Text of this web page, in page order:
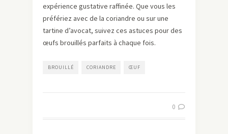
expérience gustative raffinée. Que vous les
préfériez avec de la coriandre ou sur une
tartine d’avocat, suivez ces astuces pour des
œufs brouillés parfaits à chaque fois.
BROUILLÉ CORIANDRE ŒUF
0